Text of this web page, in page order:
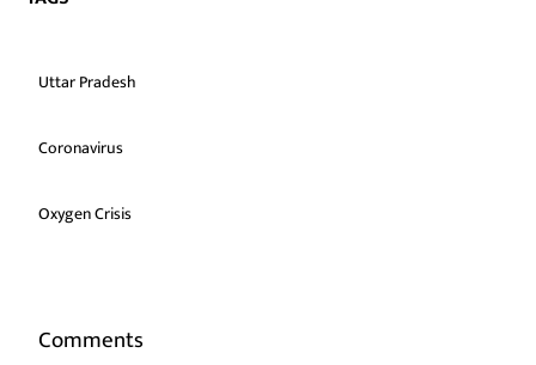
Uttar Pradesh
Coronavirus
Oxygen Crisis
Comments